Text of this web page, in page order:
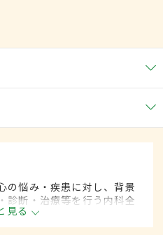
の悩み・疾患に対し、背景
診断・治療等を行う内科全
が多様化する中、女性の健
要に応じて連携医療機関へ
見る